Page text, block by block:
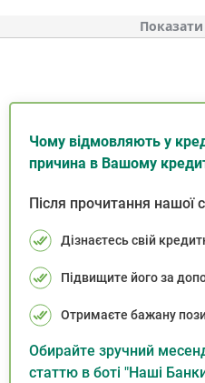
Показати
Чому відмовляють у
причина в Вашому
Після прочитання нашої
Дізнаєтесь свій
Підвищите його за
Отримаєте бажану
Обирайте зручний
статтю в боті "Наші